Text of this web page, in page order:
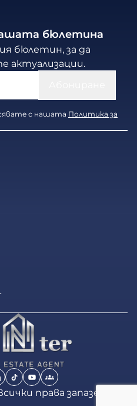
бюлетина
бюлетин, за да
актуализации.
с нашата Политика за
права запазени.